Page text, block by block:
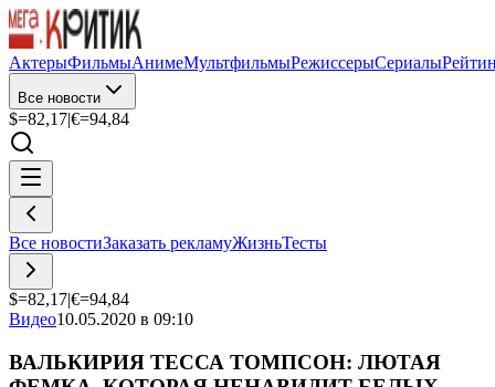
АктерыФильмыАнимеМультфильмыРежиссерыСериалы
Все новости
$=82,17|€=94,84
Все новостиЗаказать рекламуЖизньТесты
$=82,17|€=94,84
Видео10.05.2020 в 09:10
ВАЛЬКИРИЯ ТЕССА ТОМПСОН: ЛЮТАЯ